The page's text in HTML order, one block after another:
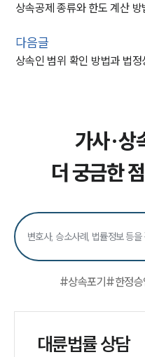
상속공제 종류와 한도 계산
다음글
상속인 범위 확인 방법과 법
가사·상
더 궁금한
#상속포기 #한정
대륜법률 상담